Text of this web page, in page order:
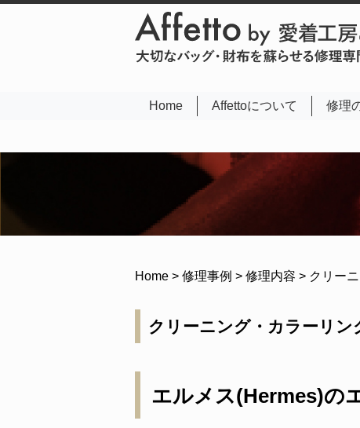
Home(current)Affettoについて 修理
Home > 修理事例 > 修理内容 > クリー
クリーニング・カラーリン
エルメス(Hermes)の